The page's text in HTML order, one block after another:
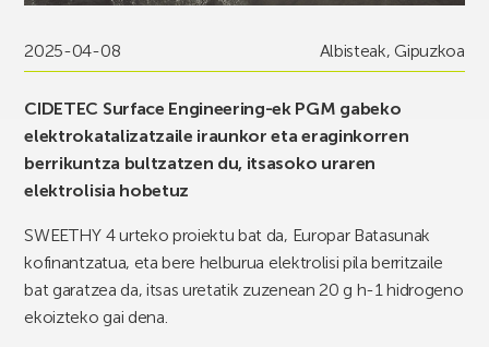
2025-04-08 Albisteak,Gipuzkoa
CIDETEC Surface Engineering-ek PGM gabeko
elektrokatalizatzaile iraunkor eta eraginkorren
berrikuntza bultzatzen du, itsasoko uraren
elektrolisia hobetuz
SWEETHY 4 urteko proiektu bat da, Europar Batasunak
kofinantzatua, eta bere helburua elektrolisi pila berritzaile
bat garatzea da, itsas uretatik zuzenean 20 g h-1 hidrogeno
ekoizteko gai dena.